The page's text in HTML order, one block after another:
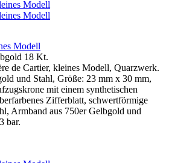
Modell
18 Kt.
de Cartier, kleines Modell, Quarzwerk.
und Stahl, Größe: 23 mm x 30 mm,
mit einem synthetischen
Zifferblatt, schwertförmige
Armband aus 750er Gelbgold und
bar.